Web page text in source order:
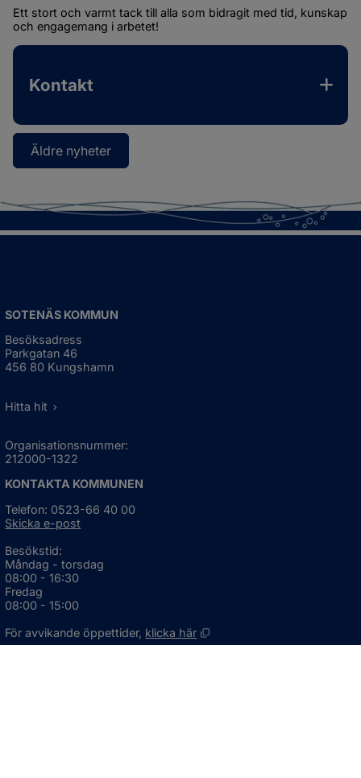
Ett stort och varmt tack till alla som bidragit med tid, kunskap
och engagemang i arbetet!
Kontakt
Äldre nyheter
SOTENÄS KOMMUN
Besöksadress
Parkgatan 46
456 80 Kungshamn
Hitta hit
Organisationsnummer:
212000-1322
KONTAKTA KOMMUNEN
Telefon: 0523-66 40 00
Skicka e-post
Besökstid:
Måndag - torsdag
08:00 - 16:30
Fredag
08:00 - 15:00
För avvikande öppettider, klicka här
Öppnas i nytt fönster.